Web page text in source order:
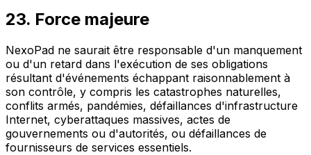
23. Force majeure
NexoPad ne saurait être responsable d'un manquement
ou d'un retard dans l'exécution de ses obligations
résultant d'événements échappant raisonnablement à
son contrôle, y compris les catastrophes naturelles,
conflits armés, pandémies, défaillances d'infrastructure
Internet, cyberattaques massives, actes de
gouvernements ou d'autorités, ou défaillances de
fournisseurs de services essentiels.